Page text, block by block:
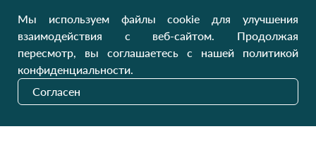
Отправить
Мы используем файлы cookie для улучшения
взаимодействия с веб-сайтом. Продолжая
пересмотр, вы соглашаетесь с нашей политикой
конфиденциальности.
Согласен